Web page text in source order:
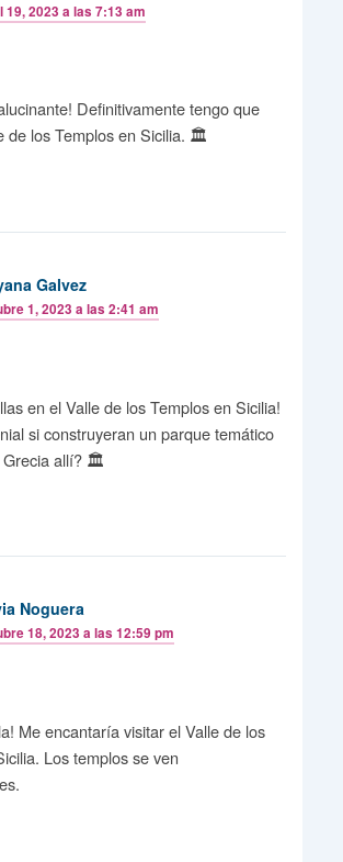
19, 2023 a las 7:13 am
Definitivamente tengo que
de los Templos en Sicilia. 🏛️
Galvez
1, 2023 a las 2:41 am
en el Valle de los Templos en Sicilia!
si construyeran un parque temático
Grecia allí? 🏛️
Noguera
18, 2023 a las 12:59 pm
Me encantaría visitar el Valle de los
Los templos se ven